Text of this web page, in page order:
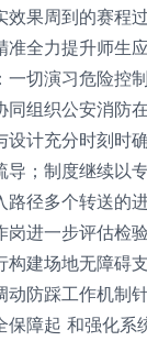
效果周到的赛程
准全力提升师生
一切演习危险控
同组织公安消防
设计充分时刻时
导；制度继续以
路径多个转送的
岗进一步评估检
构建场地无障碍
动防踩工作机制
保障起 和强化系